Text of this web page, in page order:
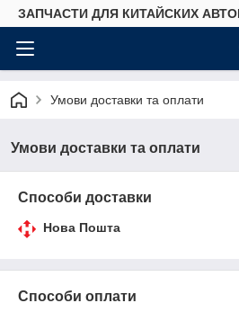
ЗАПЧАСТИ ДЛЯ КИТАЙСКИХ
Умови доставки та оплати
Умови доставки та оплати
Способи доставки
Нова Пошта
Способи оплати